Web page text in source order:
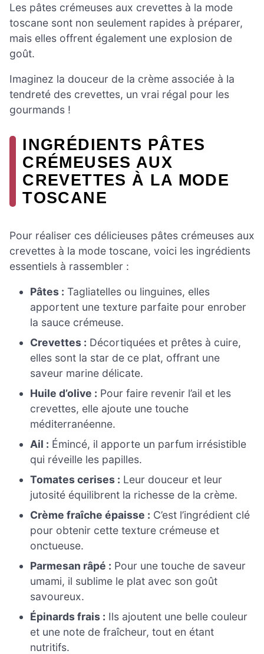
Les pâtes crémeuses aux crevettes à la mode
toscane sont non seulement rapides à préparer,
mais elles offrent également une explosion de
goût.
Imaginez la douceur de la crème associée à la
tendreté des crevettes, un vrai régal pour les
gourmands !
INGRÉDIENTS PÂTES
CRÉMEUSES AUX
CREVETTES À LA MODE
TOSCANE
Pour réaliser ces délicieuses pâtes crémeuses aux
crevettes à la mode toscane, voici les ingrédients
essentiels à rassembler :
Pâtes : Tagliatelles ou linguines, elles
apportent une texture parfaite pour enrober
la sauce crémeuse.
Crevettes : Décortiquées et prêtes à cuire,
elles sont la star de ce plat, offrant une
saveur marine délicate.
Huile d’olive : Pour faire revenir l’ail et les
crevettes, elle ajoute une touche
méditerranéenne.
Ail : Émincé, il apporte un parfum irrésistible
qui réveille les papilles.
Tomates cerises : Leur douceur et leur
jutosité équilibrent la richesse de la crème.
Crème fraîche épaisse : C’est l’ingrédient clé
pour obtenir cette texture crémeuse et
onctueuse.
Parmesan râpé : Pour une touche de saveur
umami, il sublime le plat avec son goût
savoureux.
Épinards frais : Ils ajoutent une belle couleur
et une note de fraîcheur, tout en étant
nutritifs.